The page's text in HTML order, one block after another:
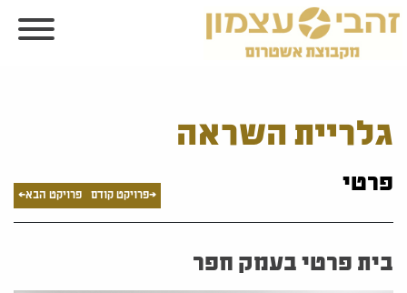
גלריית השראה
פרטי <פרויקט קודם פרויקט הבא>
בית פרטי בעמק חפר